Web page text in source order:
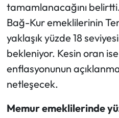
tamamlanacağını
Bağ-Kur emeklilerinin
yaklaşık yüzde 18
bekleniyor. Kesin oran
enflasyonunun
netleşecek.
Memur emeklilerinde